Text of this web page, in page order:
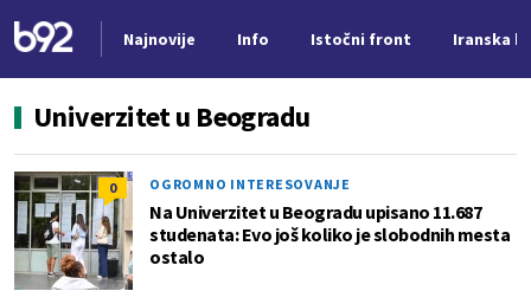
Najnovije Info Istočni front Iranska
Univerzitet u Beogradu
0 OGROMNO INTERESOVANJE
Na Univerzitet u Beogradu upisano 11.687
studenata: Evo još koliko je slobodnih mesta
ostalo